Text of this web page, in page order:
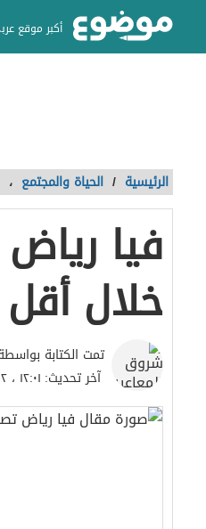
أكبر موقع
الرئيسية / الحياة والمجتمع ،
فيا
خلال
تمت الكتابة
آخر تحديث: ١٢:٠١ ، ١٢ يوليو ٢٠٢٣